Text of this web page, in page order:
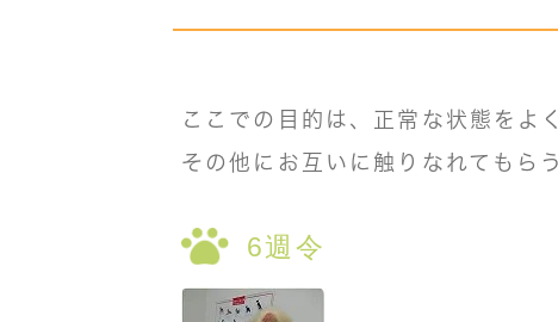
ここでの目的は、正常な状態をよ
その他にお互いに触りなれてもら
6週令